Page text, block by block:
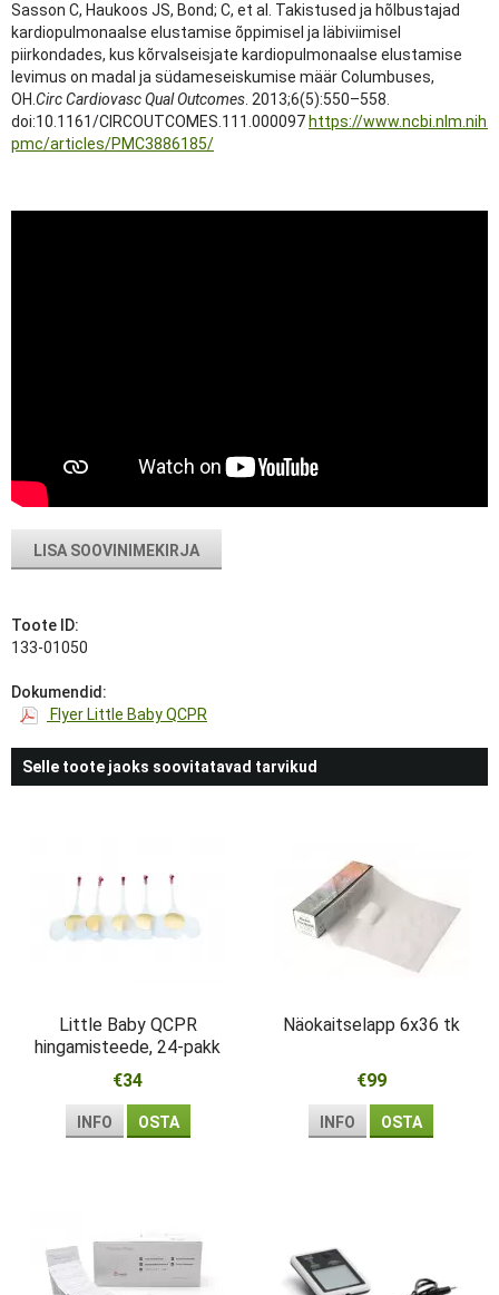
Sasson C, Haukoos JS, Bond; C, et al. Takistused ja hõlbustajad
kardiopulmonaalse elustamise õppimisel ja läbiviimisel
piirkondades, kus kõrvalseisjate kardiopulmonaalse elustamise
levimus on madal ja südameseiskumise määr Columbuses,
OH.Circ Cardiovasc Qual Outcomes. 2013;6(5):550–558.
doi:10.1161/CIRCOUTCOMES.111.000097 https://
pmc/articles/PMC3886185/
LISA SOOVINIMEKIRJA
Toote ID:
133-01050
Dokumendid:
Flyer Little Baby QCPR
Selle toote jaoks soovitatavad tarvikud
Little Baby QCPR
hingamisteede, 24-pakk
€34
INFO OSTA
Näokaitselapp 6x36 tk
€99
INFO OSTA